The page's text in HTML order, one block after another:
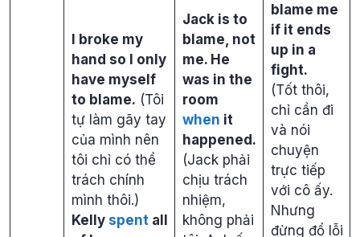
I broke my
hand so I only
have myself
to blame. (Tôi
tự làm gãy tay
của mình nên
tôi chỉ có thể
trách chính
mình thôi.)
Kelly spent all
Jack is to
blame, not
me. He
was in the
room
when it
happened.
(Jack phải
chịu trách
nhiệm,
không phải
blame me
if it ends
up in a
fight.
(Tốt thôi,
chỉ cần đi
và nói
chuyện
trực tiếp
với cô ấy.
Nhưng
đừng đổ lỗi